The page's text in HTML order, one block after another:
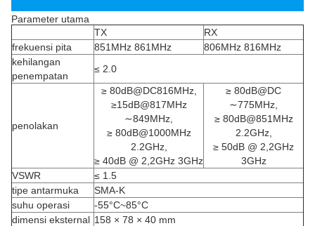
Parameter utama
TX
RX
frekuensi pita
851MHz 861MHz
806MHz 816MHz
kehilangan
penempatan
≤ 2.0
penolakan
≥ 80dB@DC816MHz,
≥15dB@817MHz
∼849MHz,
≥ 80dB@1000MHz
2.2GHz,
≥ 40dB @ 2,2GHz 3GHz
≥ 80dB@DC
∼775MHz,
≥ 80dB@851MHz
2.2GHz,
≥ 50dB @ 2,2GHz
3GHz
VSWR
≤ 1.5
tipe antarmuka
SMA-K
suhu operasi
-55°C~85°C
dimensi eksternal 158 × 78 × 40 mm